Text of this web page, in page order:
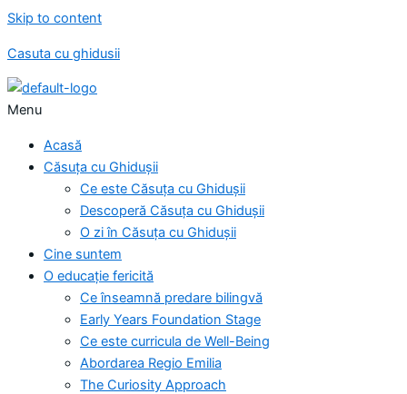
Skip to content
Casuta cu ghidusii
Menu
Acasă
Căsuța cu Ghidușii
Ce este Căsuța cu Ghidușii
Descoperă Căsuța cu Ghidușii
O zi în Căsuța cu Ghidușii
Cine suntem
O educație fericită
Ce înseamnă predare bilingvă
Early Years Foundation Stage
Ce este curricula de Well-Being
Abordarea Regio Emilia
The Curiosity Approach